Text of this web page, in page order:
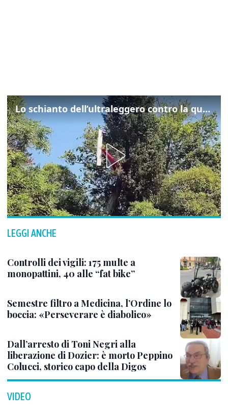
Lo schianto dell’ultraleggero contro la quercia: cosa è successo a Rivarotta
LEGGI ANCHE
Controlli dei vigili: 175 multe a
monopattini, 40 alle “fat bike”
Semestre filtro a Medicina, l’Ordine lo
boccia: «Perseverare è diabolico»
Dall’arresto di Toni Negri alla
liberazione di Dozier: è morto Peppino
Colucci, storico capo della Digos
VIDEO